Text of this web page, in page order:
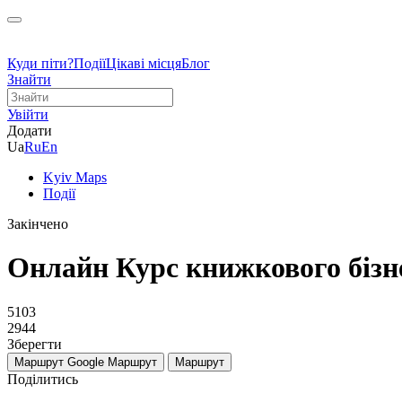
Куди піти?ПодіїЦікаві місцяБлог
Знайти
Увійти
Додати
UaRuEn
Kyiv Maps
Події
Закінчено
Онлайн Курс книжкового
5103
2944
Зберегти
Маршрут Google Маршрут Маршрут
Поділитись